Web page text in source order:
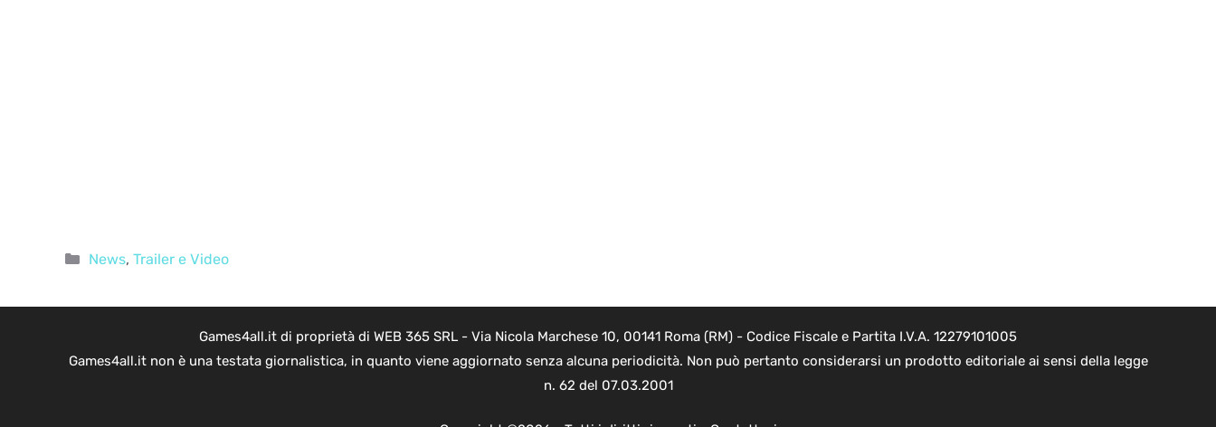
Categorie
News, Trailer e Video
Games4all.it di proprietà di WEB 365 SRL - Via Nicola Marchese 10, 00141 Roma (RM) - Codice Fiscale e Partita I.V.A. 12279101005
Games4all.it non è una testata giornalistica, in quanto viene aggiornato senza alcuna periodicità. Non può pertanto considerarsi un prodotto editoriale ai sensi della legge
n. 62 del 07.03.2001